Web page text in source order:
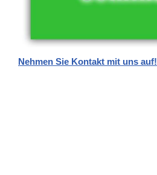
Nehmen Sie Kontakt mit uns auf!